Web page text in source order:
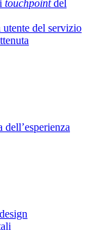
touchpointdel
utente del servizio